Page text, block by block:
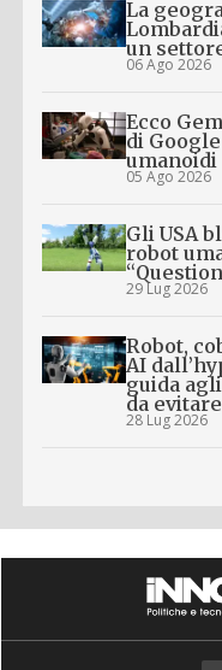
La
un
06 Ago 2026
Ecco
di
umanoidi
05 Ago 2026
Gli USA
robot
29 Lug 2026
Robot,
AI
guida
da
28 Lug 2026